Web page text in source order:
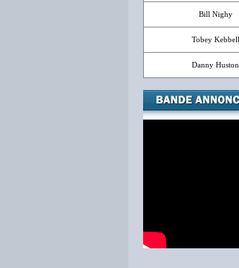
Bill Nighy
Tobey Kebbell
Danny Huston